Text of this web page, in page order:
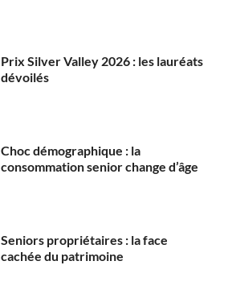
Prix Silver Valley 2026 : les lauréats
dévoilés
Choc démographique : la
consommation senior change d’âge
Seniors propriétaires : la face
cachée du patrimoine